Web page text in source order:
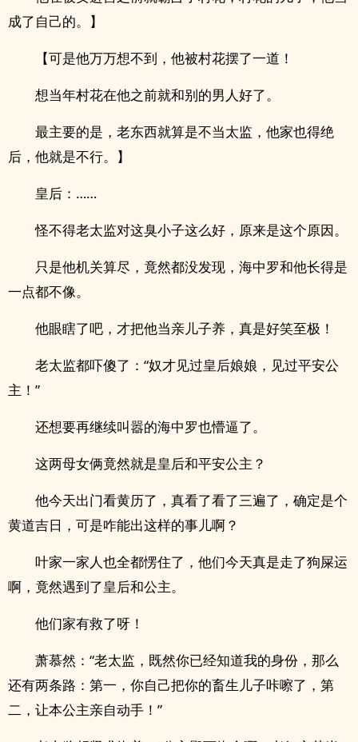
成了自己的。】
【可是他万万想不到，他被村花摆了一道！
想当年村花在他之前就和别的男人好了。
最主要的是，老东西就算是不当太监，他家也得绝
后，他就是不行。】
皇后：……
怪不得老太监对这臭小子这么好，原来是这个原因。
只是他机关算尽，竟然都没发现，海中罗和他长得是
一点都不像。
他眼瞎了吧，才把他当亲儿子养，真是好笑至极！
老太监都吓傻了：“奴才见过皇后娘娘，见过平安公
主！”
还想要再继续叫嚣的海中罗也懵逼了。
这两母女俩竟然就是皇后和平安公主？
他今天出门看黄历了，真看了看了三遍了，确定是个
黄道吉日，可是咋能出这样的事儿啊？
叶家一家人也全都愣住了，他们今天真是走了狗屎运
啊，竟然遇到了皇后和公主。
他们家有救了呀！
萧慕然：“老太监，既然你已经知道我的身份，那么
还有两条路：第一，你自己把你的畜生儿子咔嚓了，第
二，让本公主亲自动手！”